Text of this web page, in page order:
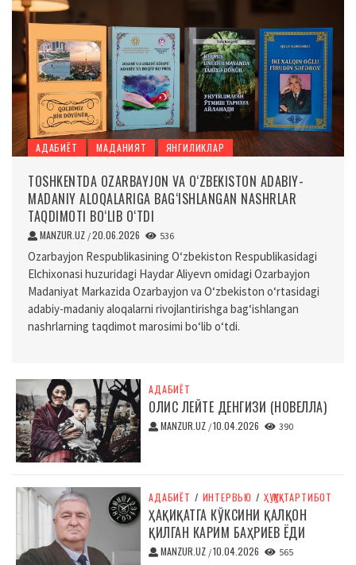
АДАБИЁТ МАДАНИЯТ ЯНГИЛИКЛАР
TOSHKENTDA OZARBAYJON VA O‘ZBEKISTON ADABIY-
MADANIY ALOQALARIGA BAG‘ISHLANGAN NASHRLAR
TAQDIMOTI BO‘LIB O‘TDI
MANZUR.UZ /20.06.2026 536
Ozarbayjon Respublikasining O‘zbekiston Respublikasidagi
Elchixonasi huzuridagi Haydar Aliyevn omidagi Ozarbayjon
Madaniyat Markazida Ozarbayjon va O‘zbekiston o‘rtasidagi
adabiy-madaniy aloqalarni rivojlantirishga bag‘ishlangan
nashrlarning taqdimot marosimi bo‘lib o‘tdi.
АДАБИЁТ
ОЛИС ЛЕЙТЕ ДЕНГИЗИ (НОВЕЛЛА)
MANZUR.UZ /10.04.2026 390
АДАБИЁТ / ИНТЕРВЬЮ / ҲУҚУҚ-ТАРТИБОТ
ҲАҚИҚАТГА КЎКСИНИ ҚАЛҚОН
ҚИЛГАН КАРИМ БАҲРИЕВ ЁДИ
MANZUR.UZ /10.04.2026 565